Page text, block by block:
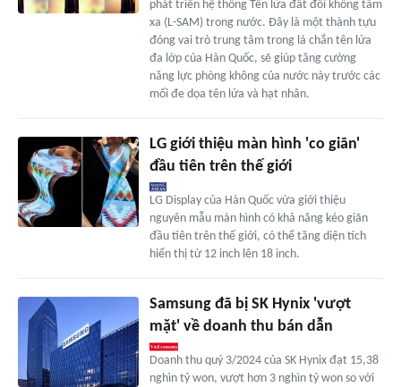
phát triển hệ thống Tên lửa đất đối không tầm
xa (L-SAM) trong nước. Đây là một thành tựu
đóng vai trò trung tâm trong lá chắn tên lửa
đa lớp của Hàn Quốc, sẽ giúp tăng cường
năng lực phòng không của nước này trước các
mối đe dọa tên lửa và hạt nhân.
LG giới thiệu màn hình 'co giãn'
đầu tiên trên thế giới
LG Display của Hàn Quốc vừa giới thiệu
nguyên mẫu màn hình có khả năng kéo giãn
đầu tiên trên thế giới, có thể tăng diện tích
hiển thị từ 12 inch lên 18 inch.
Samsung đã bị SK Hynix 'vượt
mặt' về doanh thu bán dẫn
Doanh thu quý 3/2024 của SK Hynix đạt 15,38
nghìn tỷ won, vượt hơn 3 nghìn tỷ won so với